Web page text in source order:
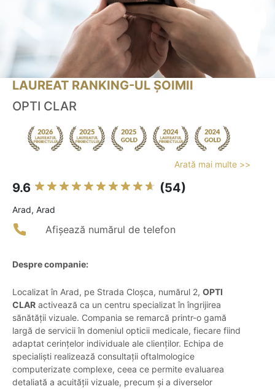
LAUREAT RANKING-UL ȘOIMII
OPTI CLAR
Arată mai multe >>
9.6 (54)
Arad, Arad
Afișează numărul de telefon
Despre companie:
Localizat în Arad, pe Strada Cloșca, numărul 2, OPTI
CLAR activează ca un centru specializat în îngrijirea
sănătății vizuale. Compania se remarcă printr-o gamă
largă de servicii în domeniul opticii medicale, fiecare fiind
adaptat cerințelor individuale ale clienților. Echipa de
specialiști realizează consultații oftalmologice
computerizate complexe, ceea ce permite evaluarea
detaliată a acuității vizuale, precum și a diverselor